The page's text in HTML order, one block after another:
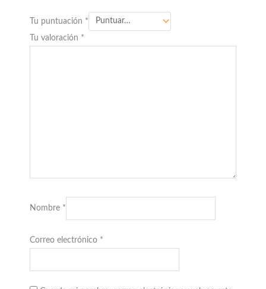
Tu puntuación *
Tu valoración *
Nombre *
Correo electrónico *